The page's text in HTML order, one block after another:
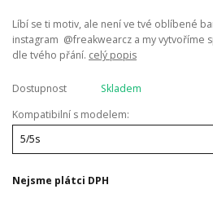
Líbí se ti motiv, ale není ve tvé oblíbené
instagram @freakwearcz a my vytvoříme
dle tvého přání. celý popis
Dostupnost
Skladem
Kompatibilní s modelem:
Nejsme plátci DPH